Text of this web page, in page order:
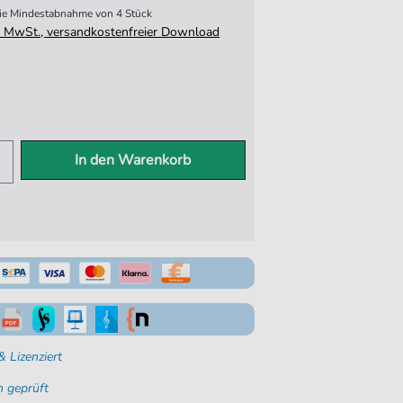
Mindestabnahme von 4 Stück
MwSt., versandkostenfreier Download
In den Warenkorb
Lizenziert
geprüft